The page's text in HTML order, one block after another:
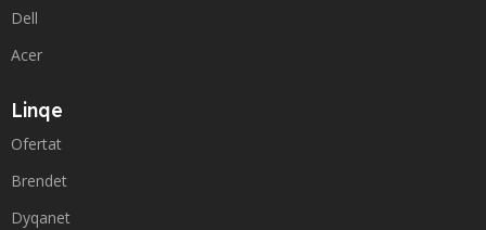
Dell
Acer
Linqe
Ofertat
Brendet
Dyqanet